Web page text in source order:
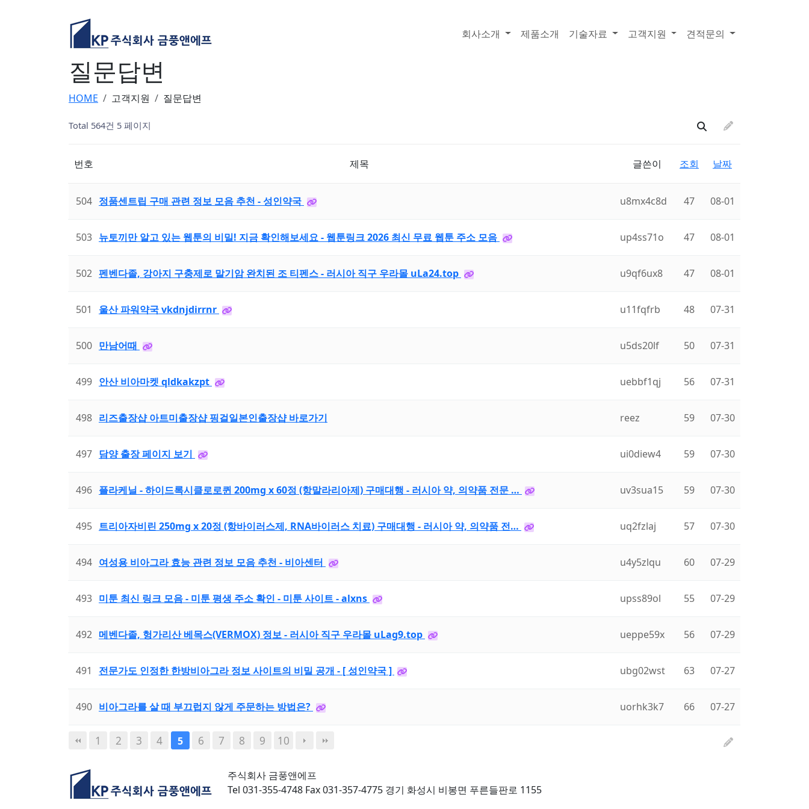
회사소개 제품소개 기술자료 고객지원 견적문의
질문답변
HOME 고객지원 질문답변
Total 564건 5 페이지
번호 제목 글쓴이 조회 날짜
504 정품센트립 구매 관련 정보 모음 추천 - 성인약국 u8mx4c8d 47 08-01
503 뉴토끼만 알고 있는 웹툰의 비밀! 지금 확인해보세요 - 웹툰링크 2026 최신 무료 웹툰 주소 모음 up4ss71o 47 08-01
502 펜벤다졸, 강아지 구충제로 말기암 완치된 조 티펜스 - 러시아 직구 우라몰 uLa24.top u9qf6ux8 47 08-01
501 울산 파워약국 vkdnjdirrnr u11fqfrb 48 07-31
500 만남어때 u5ds20lf 50 07-31
499 안산 비아마켓 qldkakzpt uebbf1qj 56 07-31
498 리즈출장샵 아트미출장샵 핑걸일본인출장샵 바로가기 reez 59 07-30
497 담양 출장 페이지 보기 ui0diew4 59 07-30
496 플라케닐 - 하이드록시클로로퀸 200mg x 60정 (항말라리아제) 구매대행 - 러시아 약, 의약품 전문 … uv3sua15 59 07-30
495 트리아자비린 250mg x 20정 (항바이러스제, RNA바이러스 치료) 구매대행 - 러시아 약, 의약품 전… uq2fzlaj 57 07-30
494 여성용 비아그라 효능 관련 정보 모음 추천 - 비아센터 u4y5zlqu 60 07-29
493 미툰 최신 링크 모음 - 미툰 평생 주소 확인 - 미툰 사이트 - alxns upss89ol 55 07-29
492 메벤다졸, 헝가리산 베목스(VERMOX) 정보 - 러시아 직구 우라몰 uLag9.top ueppe59x 56 07-29
491 전문가도 인정한 한방비아그라 정보 사이트의 비밀 공개 - [ 성인약국 ] ubg02wst 63 07-27
490 비아그라를 살 때 부끄럽지 않게 주문하는 방법은? uorhk3k7 66 07-27
1 2 3 4 5 6 7 8 9 10
주식회사 금풍앤에프
Tel 031-355-4748 Fax 031-357-4775 경기 화성시 비봉면 푸른들판로 1155